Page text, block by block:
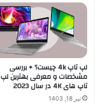
لپ تاپ 4k چیست؟ + بررسی
مشخصات و معرفی بهترین لپ
تاپ های 4K در سال 2023
تیر 18, 1403